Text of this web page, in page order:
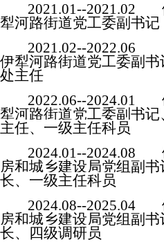
2021.01--2021.02
犁河路街道党工委副书记
2021.02--2022.06
伊犁河路街道党工委副书
处主任
2022.06--2024.01
犁河路街道党工委副书记
主任、一级主任科员
2024.01--2024.08
房和城乡建设局党组副书
长、一级主任科员
2024.08--2025.04
房和城乡建设局党组副书
长、四级调研员